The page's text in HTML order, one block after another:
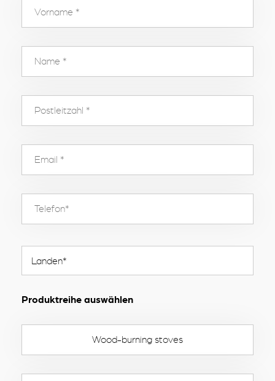
Produktreihe auswählen
Wood-burning stoves